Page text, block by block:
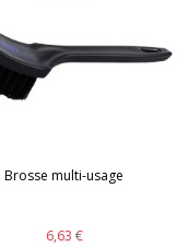
Brosse multi-usage
6,63 €